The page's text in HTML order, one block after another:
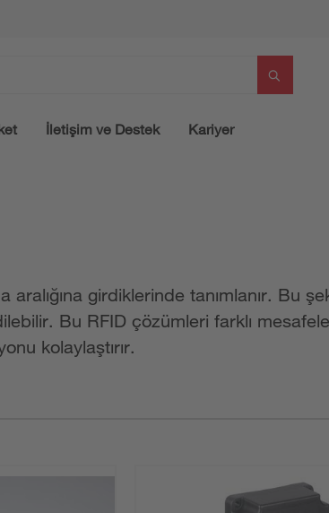
İletişim ve Destek Kariyer
girdiklerinde tanımlanır. Bu
Bu RFID çözümleri farklı
kolaylaştırır.